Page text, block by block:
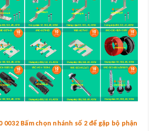
0032 Bấm chọn nhánh số 2 để gặp bộ phận